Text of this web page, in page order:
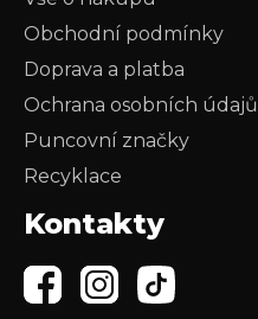
Obchodní podmínky
Doprava a platba
Ochrana osobních údajů
Puncovní značky
Recyklace
Kontakty